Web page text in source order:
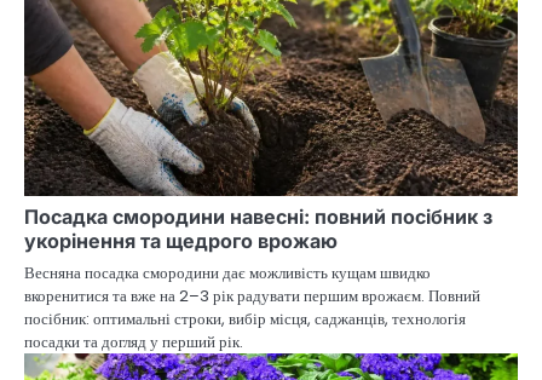
Посадка смородини навесні: повний посібник з
укорінення та щедрого врожаю
Весняна посадка смородини дає можливість кущам швидко
вкоренитися та вже на 2–3 рік радувати першим врожаєм. Повний
посібник: оптимальні строки, вибір місця, саджанців, технологія
посадки та догляд у перший рік.